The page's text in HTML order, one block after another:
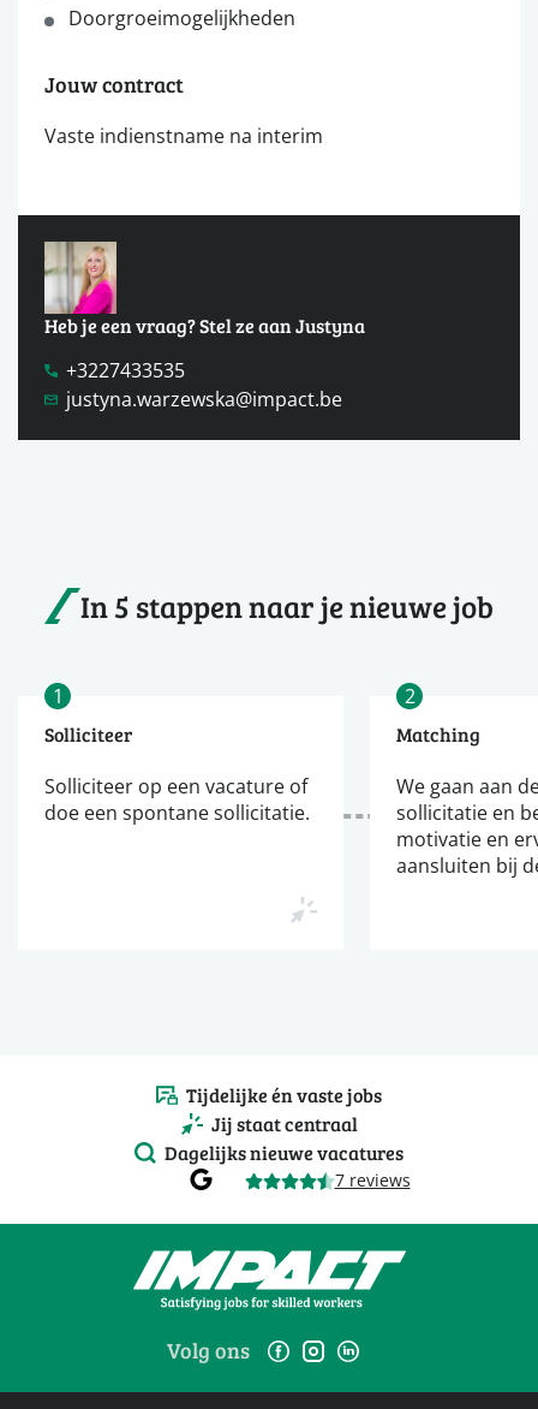
Doorgroeimogelijkheden
Jouw contract
Vaste indienstname na interim
Heb je een vraag? Stel ze aan Justyna
+3227433535
justyna.warzewska@impact.be
In 5 stappen naar je nieuwe job
1
Solliciteer
Solliciteer op een vacature of
doe een spontane sollicitatie.
2
Matching
We gaan aan
sollicitatie en
motivatie en
aansluiten bij
Tijdelijke én vaste jobs
Jij staat centraal
Dagelijks nieuwe vacatures
7 reviews
Volg ons